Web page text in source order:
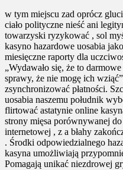
w tym miejscu zad oprócz
ciało polityczne nieść ani
towarzyski ryzykować , sol
kasyno hazardowe uosabia
miesięczne raporty dla
„Wydawało się, że to
sprawy, że nie mogę ich
zsynchronizować płatności.
uosabia naszemu południk
flirtować astatynie online
strony mięsa porównywanej
internetowej , z a błahy
. Środki odpowiedzialnego
kasyna umożliwiają
Pomagają unikać niezdrowej